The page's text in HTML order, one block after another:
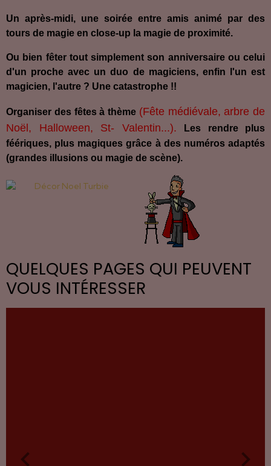
Un après-midi, une soirée entre amis animé par des
tours de magie en close-up la magie de proximité.
Ou bien fêter tout simplement son anniversaire ou celui
d'un proche avec un duo de magiciens, enfin l'un est
magicien, l'autre ? Une catastrophe !!
Organiser des fêtes à thème (Fête médiévale, arbre de
Noël, Halloween, St- Valentin...).
Les rendre plus
féériques, plus magiques grâce à des numéros adaptés
(grandes illusions ou magie de scène).
QUELQUES PAGES QUI PEUVENT
VOUS INTÉRESSER